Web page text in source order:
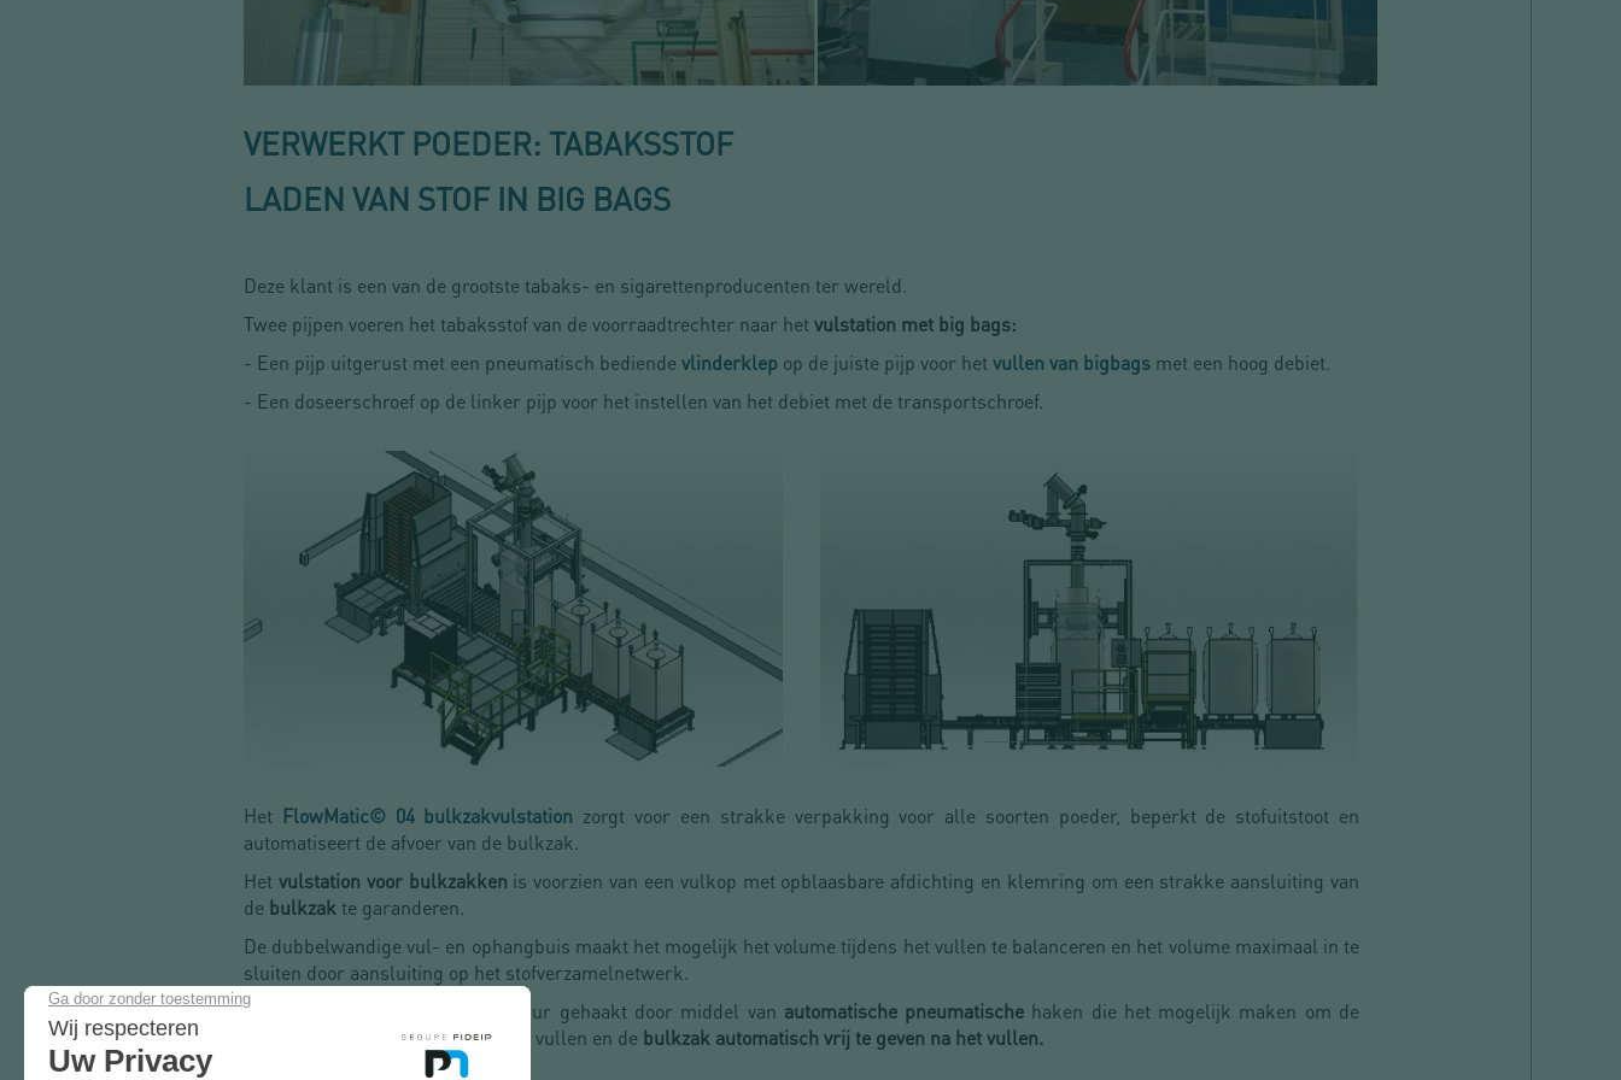
VERWERKT POEDER: TABAKSSTOF
LADEN VAN STOF IN BIG BAGS
Deze klant is een van de grootste tabaks- en sigarettenproducenten ter wereld.
Twee pijpen voeren het tabaksstof van de voorraadtrechter naar het vulstation met big bags:
- Een pijp uitgerust met een pneumatisch bediendevlinderklep op de juiste pijp voor het vullen van bigbags met een hoog debiet.
- Een doseerschroef op de linker pijp voor het instellen van het debiet met de transportschroef.
Het FlowMatic© 04 bulkzakvulstation zorgt voor een strakke verpakking voor alle soorten poeder, beperkt de stofuitstoot en
automatiseert de afvoer van de bulkzak.
Het vulstation voor bulkzakken is voorzien van een vulkop met opblaasbare afdichting en klemring om een strakke aansluiting van
de bulkzak te garanderen.
De dubbelwandige vul- en ophangbuis maakt het mogelijk het volume tijdens het vullen te balanceren en het volume maximaal in te
sluiten door aansluiting op het stofverzamelnetwerk.
De
wordt aan de structuur gehaakt door middel van automatische pneumatische haken die het mogelijk maken om de
vast te houden tijdens het vullen en de bulkzak automatisch vrij te geven na het vullen.